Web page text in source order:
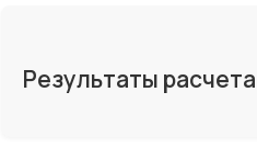
Результаты расчета